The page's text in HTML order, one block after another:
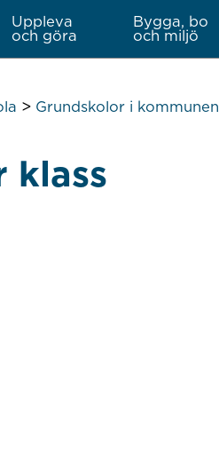
Uppleva
och göra
Bygga, bo
och miljö
> Grundskolor i kommunen
klass